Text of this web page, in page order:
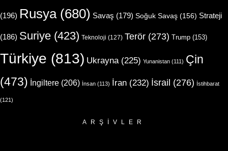
(196) Rusya(680) Savaş (179) Soğuk Savaş (156) Strateji
(186) Suriye (423) Teknoloji (127) Terör (273) Trump (153)
Türkiye (813) Ukrayna(225) Yunanistan (111) Çin
(473) İngiltere (206) İnsan (113) İran (232) İsrail (276) İstihbarat
(121)
ARŞIVLER